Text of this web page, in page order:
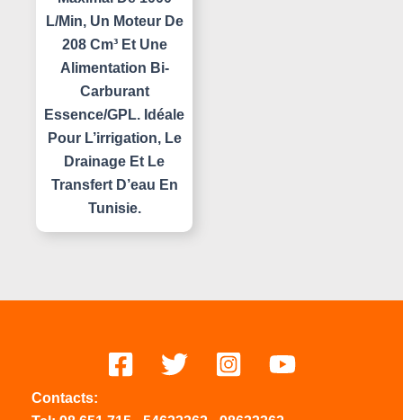
L/min, Un Moteur De
208 Cm³ Et Une
Alimentation Bi-
Carburant
Essence/GPL. Idéale
Pour L’irrigation, Le
Drainage Et Le
Transfert D’eau En
Tunisie.
Contacts: